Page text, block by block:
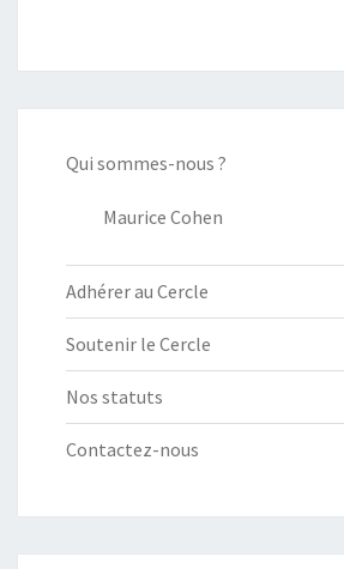
articles
Qui sommes-nous ?
Maurice Cohen
Adhérer au Cercle
Soutenir le Cercle
Nos statuts
Contactez-nous